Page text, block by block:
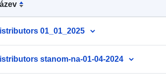
01_01_2025
stanom-na-01-04-2024